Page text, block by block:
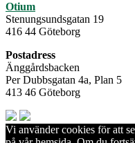
Otium
Stenungsundsgatan 19
416 44 Göteborg
Postadress
Änggårdsbacken
Per Dubbsgatan 4a, Plan 5
413 46 Göteborg
Vi använder cookies för att